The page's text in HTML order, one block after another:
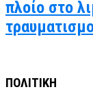
πλοίο στο
ΠΟΛΙΤΙΚΗ